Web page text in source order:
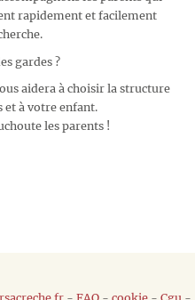
rapidement et facilement
gardes ?
aidera à choisir la structure
et à votre enfant.
les parents !